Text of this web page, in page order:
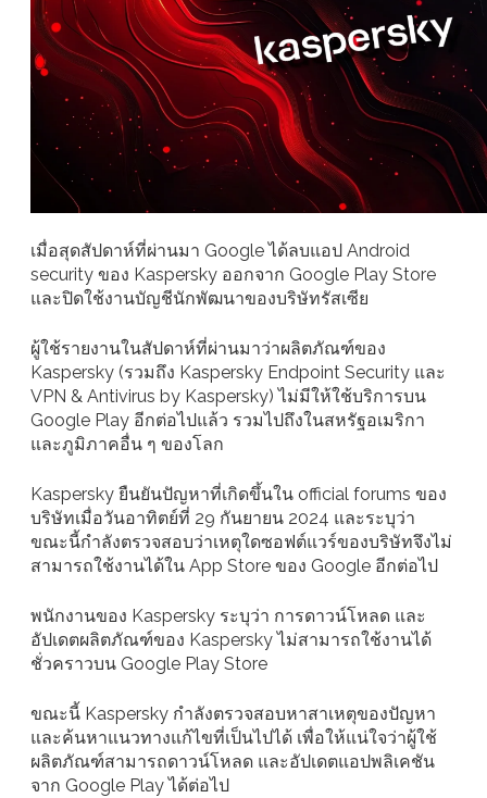
เมื่อสุดสัปดาห์ที่ผ่านมา Google ได้ลบแอป Android
security ของ Kaspersky ออกจาก Google Play Store
และปิดใช้งานบัญชีนักพัฒนาของบริษัทรัสเซีย
ผู้ใช้รายงานในสัปดาห์ที่ผ่านมาว่าผลิตภัณฑ์ของ
Kaspersky (รวมถึง Kaspersky Endpoint Security และ
VPN & Antivirus by Kaspersky) ไม่มีให้ใช้บริการบน
Google Play อีกต่อไปแล้ว รวมไปถึงในสหรัฐอเมริกา
และภูมิภาคอื่น ๆ ของโลก
Kaspersky ยืนยันปัญหาที่เกิดขึ้นใน official forums ของ
บริษัทเมื่อวันอาทิตย์ที่ 29 กันยายน 2024 และระบุว่า
ขณะนี้กำลังตรวจสอบว่าเหตุใดซอฟต์แวร์ของบริษัทจึงไม่
สามารถใช้งานได้ใน App Store ของ Google อีกต่อไป
พนักงานของ Kaspersky ระบุว่า การดาวน์โหลด และ
อัปเดตผลิตภัณฑ์ของ Kaspersky ไม่สามารถใช้งานได้
ชั่วคราวบน Google Play Store
ขณะนี้ Kaspersky กำลังตรวจสอบหาสาเหตุของปัญหา
และค้นหาแนวทางแก้ไขที่เป็นไปได้ เพื่อให้แน่ใจว่าผู้ใช้
ผลิตภัณฑ์สามารถดาวน์โหลด และอัปเดตแอปพลิเคชัน
จาก Google Play ได้ต่อไป